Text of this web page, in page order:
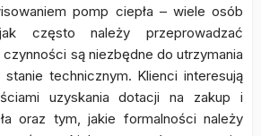
pomp ciepła – wiele osób
często należy przeprowadzać
są niezbędne do utrzymania
technicznym. Klienci interesują
uzyskania dotacji na zakup i
oraz tym, jakie formalności należy